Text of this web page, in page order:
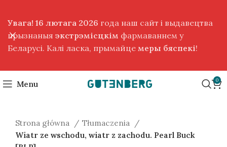
Menu 0
Strona główna
Tłumaczenia
Wiatr ze wschodu, wiatr z zachodu. Pearl Buck
Увага! 16 лютага 2026 года наш сайт і выдавецтва
прызнаныя экстрэмісцкім фармаваннем у
Беларусі. Калі ласка, прымайце меры бяспекі!